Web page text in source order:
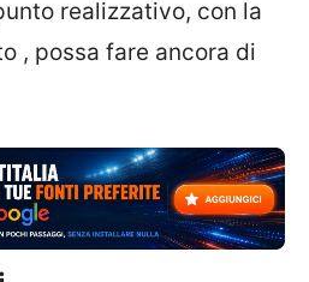
realizzativo, con la
, possa fare ancora di